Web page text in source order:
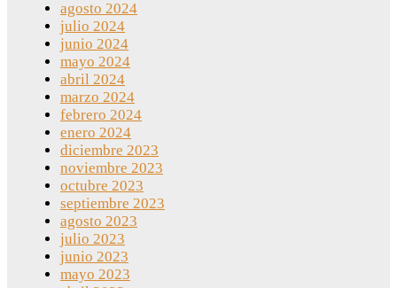
agosto 2024
julio 2024
junio 2024
mayo 2024
abril 2024
marzo 2024
febrero 2024
enero 2024
diciembre 2023
noviembre 2023
octubre 2023
septiembre 2023
agosto 2023
julio 2023
junio 2023
mayo 2023